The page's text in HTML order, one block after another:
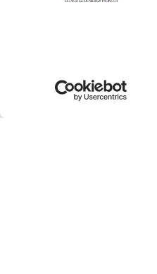
Kerromme